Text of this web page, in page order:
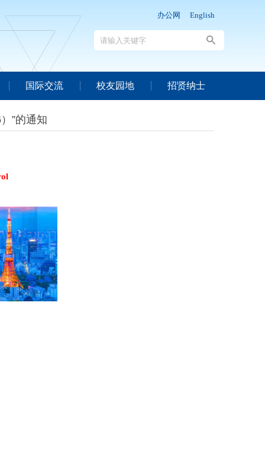
办公网 English
国际交流 校友园地 招贤纳士
”的通知